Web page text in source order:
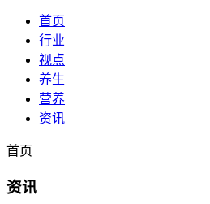
首页
行业
视点
养生
营养
资讯
首页
资讯